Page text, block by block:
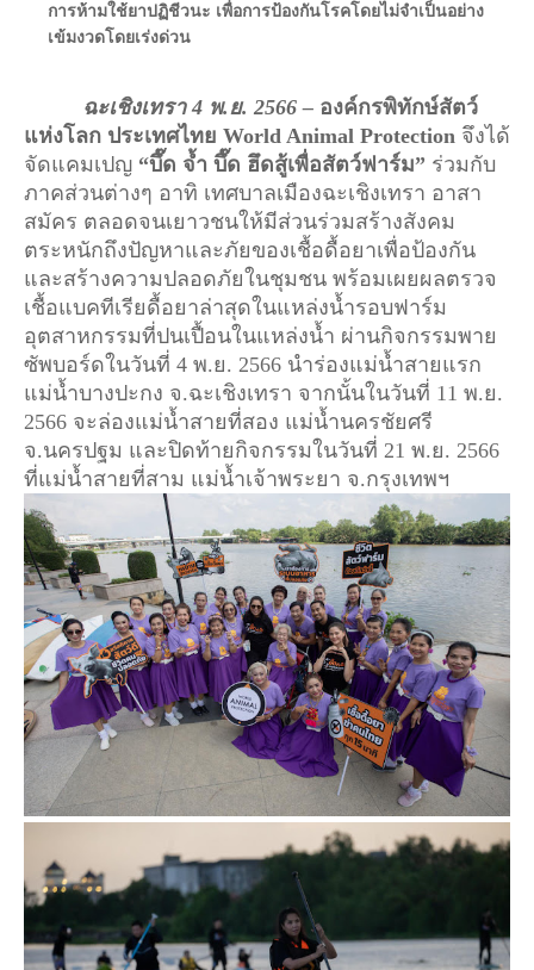
การห้ามใช้ยาปฏิชีวนะ เพื่อการป้องกันโรคโดยไม่จำเป็นอย่าง
เข้มงวดโดยเร่งด่วน
     ฉะเชิงเทรา 4 พ.ย. 2566 –
องค์กรพิทักษ์สัตว์
แห่งโลก ประเทศไทย World Animal Protection จึงได้
จัดแคมเปญ “บึ๊ด จ้ำ บึ๊ด ฮึดสู้เพื่อสัตว์ฟาร์ม” ร่วมกับ
ภาคส่วนต่างๆ อาทิ เทศบาลเมืองฉะเชิงเทรา อาสา
สมัคร ตลอดจนเยาวชนให้มีส่วนร่วมสร้างสังคม
ตระหนักถึงปัญหาและภัยของเชื้อดื้อยาเพื่อป้องกัน
และสร้างความปลอดภัยในชุมชน พร้อมเผยผลตรวจ
เชื้อแบคทีเรียดื้อยาล่าสุดในแหล่งน้ำรอบฟาร์ม
อุตสาหกรรมที่ปนเปื้อนในแหล่งน้ำ ผ่านกิจกรรมพาย
ซัพบอร์ดในวันที่ 4 พ.ย. 2566 นำร่องแม่น้ำสายแรก
แม่น้ำบางปะกง จ.ฉะเชิงเทรา จากนั้นในวันที่ 11 พ.ย.
2566 จะล่องแม่น้ำสายที่สอง แม่น้ำนครชัยศรี
จ.นครปฐม และปิดท้ายกิจกรรมในวันที่ 21 พ.ย. 2566
ที่แม่น้ำสายที่สาม แม่น้ำเจ้าพระยา จ.กรุงเทพฯ